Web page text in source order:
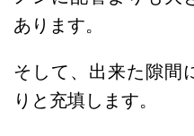
あります。
そして、出来た隙間
りと充填します。